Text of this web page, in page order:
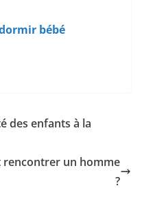
bébé
des enfants à la
rencontrer un homme
?